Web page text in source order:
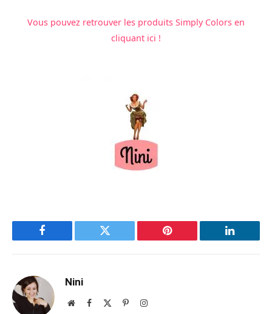
Vous pouvez retrouver les produits Simply Colors en
cliquant ici !
Facebook Twitter Pinterest LinkedIn
Nini
Site Facebook PinterestInstagram